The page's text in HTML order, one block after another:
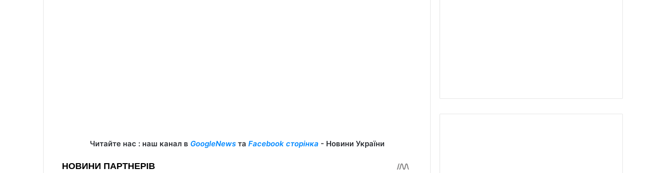
Читайте нас : наш канал в GoogleNewsта Facebook сторінка - Новини України